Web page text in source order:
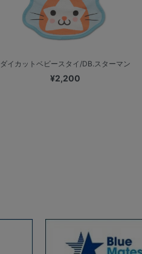
ダイカットベビースタイ/DB.スターマン
¥2,200